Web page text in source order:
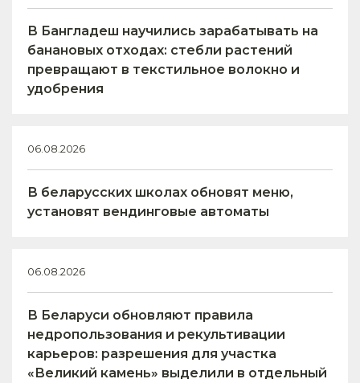
В Бангладеш научились зарабатывать на
банановых отходах: стебли растений
превращают в текстильное волокно и
удобрения
06.08.2026
В беларусских школах обновят меню,
установят вендинговые автоматы
06.08.2026
В Беларуси обновляют правила
недропользования и рекультивации
карьеров: разрешения для участка
«Великий камень» выделили в отдельный